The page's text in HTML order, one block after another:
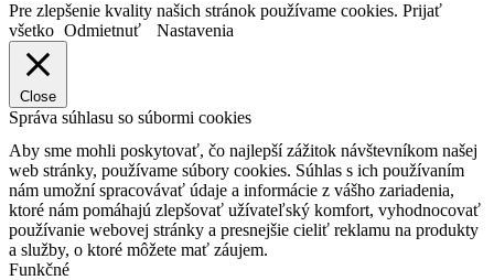
Pre zlepšenie kvality našich stránok používame cookies. Prijať
všetko Odmietnuť Nastavenia
Close
Správa súhlasu so súbormi cookies
Aby sme mohli poskytovať, čo najlepší zážitok návštevníkom našej
web stránky, používame súbory cookies. Súhlas s ich používaním
nám umožní spracovávať údaje a informácie z vášho zariadenia,
ktoré nám pomáhajú zlepšovať užívateľský komfort, vyhodnocovať
používanie webovej stránky a presnejšie cieliť reklamu na produkty
a služby, o ktoré môžete mať záujem.
Funkčné